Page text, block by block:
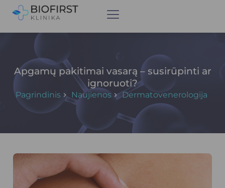
Apgamų pakitimai vasarą – susirūpinti ar
ignoruoti?
Pagrindinis Naujienos Dermatovenerologija